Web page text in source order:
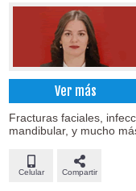
Ver más
Fracturas faciales,
mandibular, y mucho
Celular Compartir